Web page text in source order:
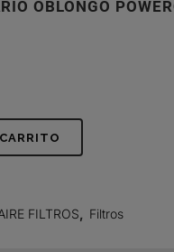
OBLONGO
FILTROS Filtros